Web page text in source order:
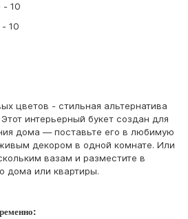
- 10
10
цветов - стильная альтернатива
интерьерный букет создан для
дома — поставьте его в любимую
декором в одной комнате. Или
вазам и разместите в
дома или квартиры.